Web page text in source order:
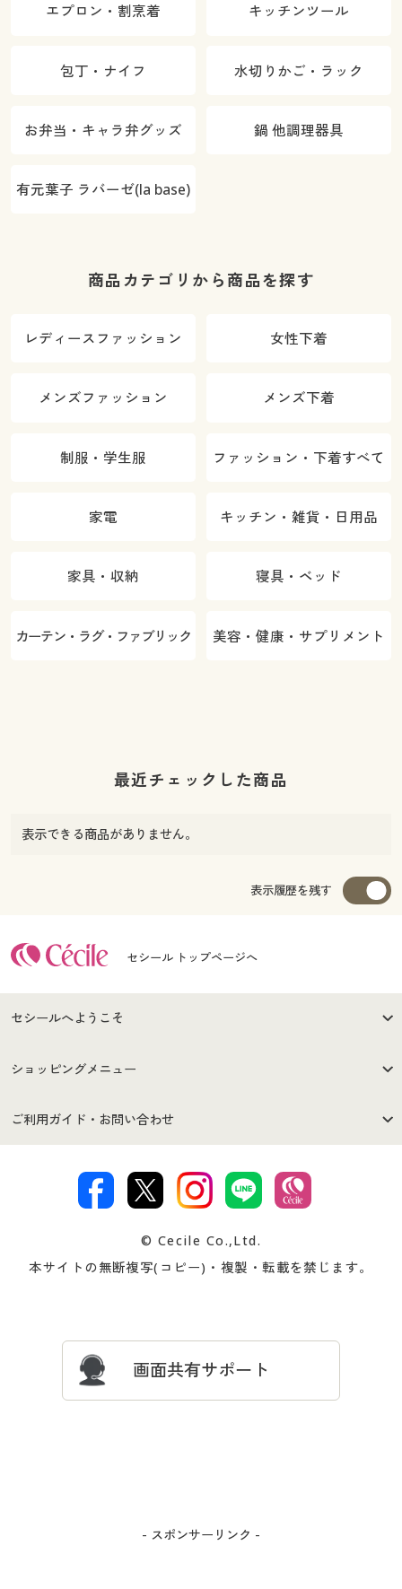
エプロン・割烹着 キッチンツール
包丁・ナイフ 水切りかご・ラック
お弁当・キャラ弁グッズ 鍋 他調理器具
有元葉子 ラバーゼ(la base)
商品カテゴリから商品を探す
レディースファッション 女性下着
メンズファッション メンズ下着
制服・学生服 ファッション・下着すべて
家電 キッチン・雑貨・日用品
家具・収納 寝具・ベッド
カーテン・ラグ・ファブリック 美容・健康・サプリメント
最近チェックした商品
表示できる商品がありません。
表示履歴を残す
セシール トップページへ
セシールへようこそ
はじめての方へ
セシールご利用規約
著作権・商標について 会社案内
ショッピングメニュー
商品カテゴリ
プレゼント＆キャンペーン サイトマップ
ご利用ガイド・お問い合わせ
交換・返品は お支払は
ついて
忘れの場合
© Cecile Co.,Ltd.
本サイトの無断複写(コピー)・複製・転載を禁じます。
画面共有サポート
- スポンサーリンク -